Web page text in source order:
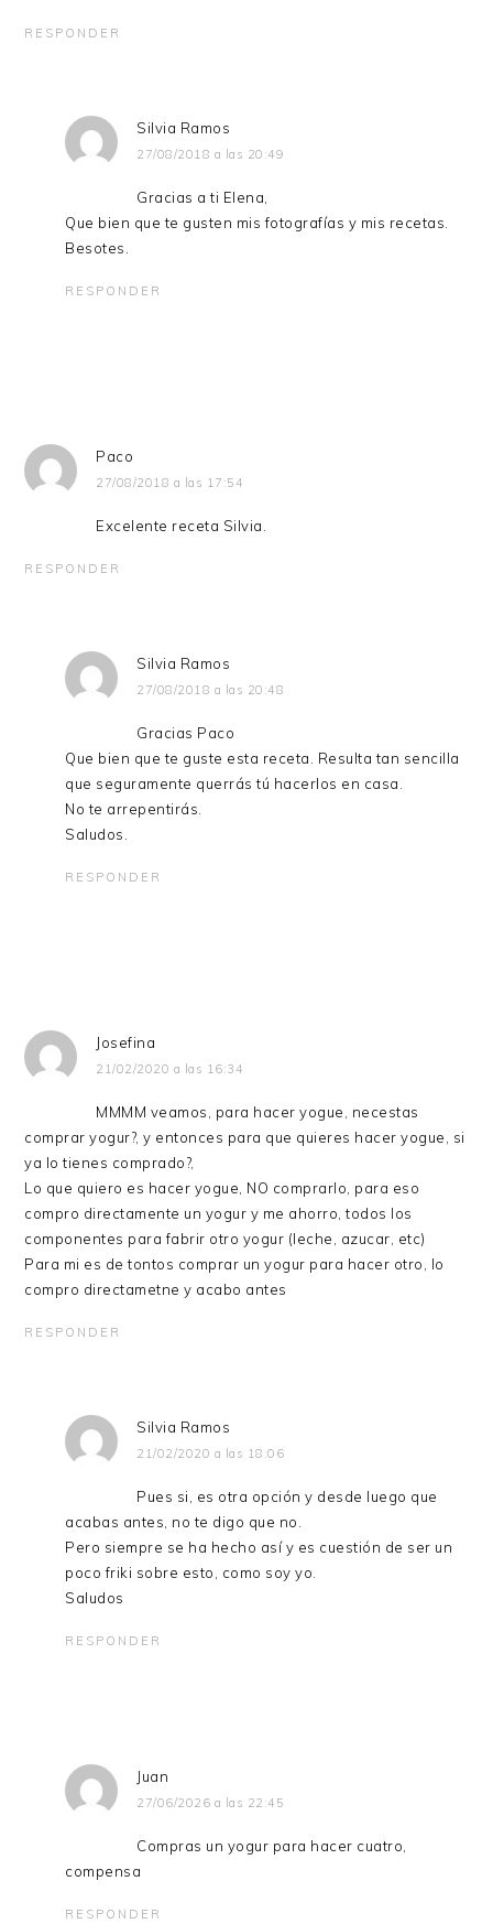
RESPONDER
Silvia Ramos
27/08/2018 a las 20:49
Gracias a ti Elena,
Que bien que te gusten mis fotografías y mis recetas.
Besotes.
RESPONDER
Paco
27/08/2018 a las 17:54
Excelente receta Silvia.
RESPONDER
Silvia Ramos
27/08/2018 a las 20:48
Gracias Paco
Que bien que te guste esta receta. Resulta tan sencilla
que seguramente querrás tú hacerlos en casa.
No te arrepentirás.
Saludos.
RESPONDER
Josefina
21/02/2020 a las 16:34
MMMM veamos, para hacer yogue, necestas
comprar yogur?, y entonces para que quieres hacer yogue, si
ya lo tienes comprado?,
Lo que quiero es hacer yogue, NO comprarlo, para eso
compro directamente un yogur y me ahorro, todos los
componentes para fabrir otro yogur (leche, azucar, etc)
Para mi es de tontos comprar un yogur para hacer otro, lo
compro directametne y acabo antes
RESPONDER
Silvia Ramos
21/02/2020 a las 18:06
Pues si, es otra opción y desde luego que
acabas antes, no te digo que no.
Pero siempre se ha hecho así y es cuestión de ser un
poco friki sobre esto, como soy yo.
Saludos
RESPONDER
Juan
27/06/2026 a las 22:45
Compras un yogur para hacer cuatro,
compensa
RESPONDER